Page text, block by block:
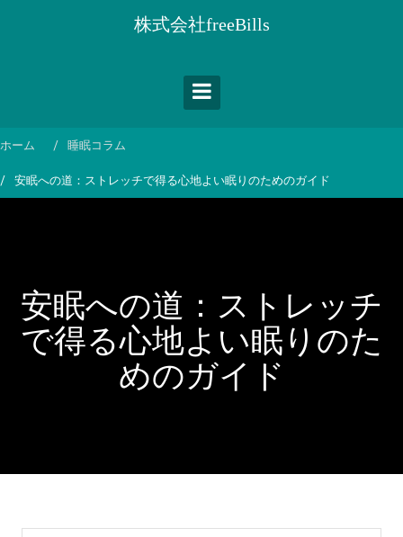
ス
ッ
株式会社freeBills
ホーム 睡眠コラム
安眠への道：ストレッチで得る心地よい眠りのためのガイド
安眠への道：ストレッチ
で得る心地よい眠りのた
めのガイド